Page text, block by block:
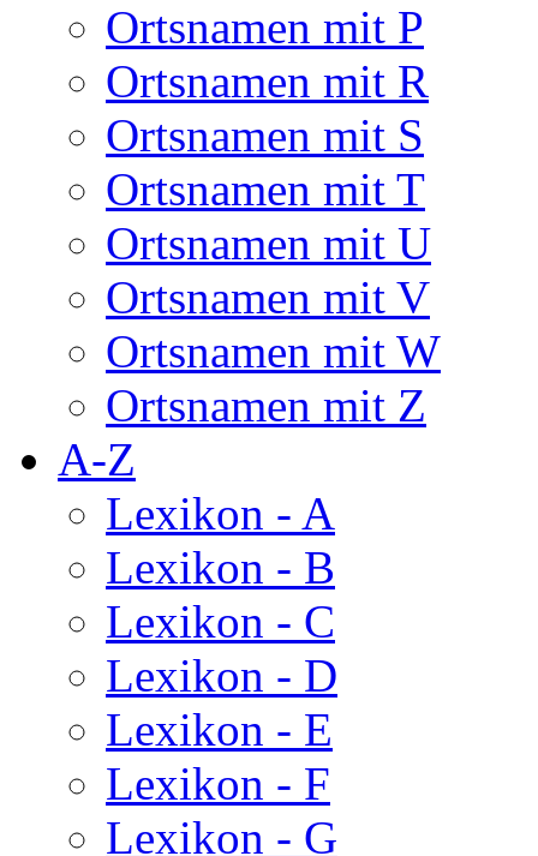
Ortsnamen mit P
Ortsnamen mit R
Ortsnamen mit S
Ortsnamen mit T
Ortsnamen mit U
Ortsnamen mit V
Ortsnamen mit W
Ortsnamen mit Z
A-Z
Lexikon - A
Lexikon - B
Lexikon - C
Lexikon - D
Lexikon - E
Lexikon - F
Lexikon - G